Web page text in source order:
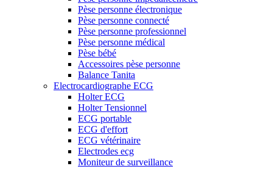
Pèse personne électronique
Pèse personne connecté
Pèse personne professionnel
Pèse personne médical
Pèse bébé
Accessoires pèse personne
Balance Tanita
Electrocardiographe ECG
Holter ECG
Holter Tensionnel
ECG portable
ECG d'effort
ECG vétérinaire
Electrodes ecg
Moniteur de surveillance